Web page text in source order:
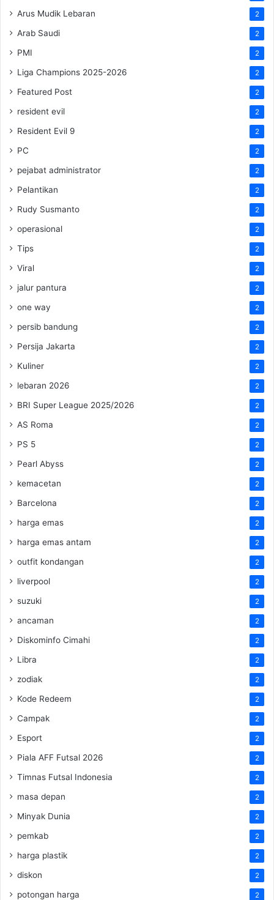
Arus Mudik Lebaran 2
Arab Saudi 2
PMI 2
Liga Champions 2025-2026 2
Featured Post 2
resident evil 2
Resident Evil 9 2
PC 2
pejabat administrator 2
Pelantikan 2
Rudy Susmanto 2
operasional 2
Tips 2
Viral 2
jalur pantura 2
one way 2
persib bandung 2
Persija Jakarta 2
Kuliner 2
lebaran 2026 2
BRI Super League 2025/2026 2
AS Roma 2
PS 5 2
Pearl Abyss 2
kemacetan 2
Barcelona 2
harga emas 2
harga emas antam 2
outfit kondangan 2
liverpool 2
suzuki 2
ancaman 2
Diskominfo Cimahi 2
Libra 2
zodiak 2
Kode Redeem 2
Campak 2
Esport 2
Piala AFF Futsal 2026 2
Timnas Futsal Indonesia 2
masa depan 2
Minyak Dunia 2
pemkab 2
harga plastik 2
diskon 2
potongan harga 2